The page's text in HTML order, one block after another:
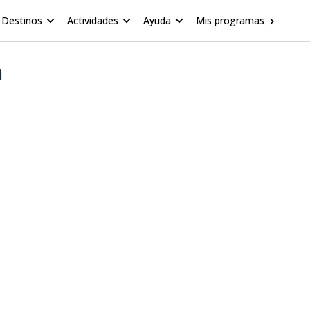
Destinos Actividades Ayuda Mis programas